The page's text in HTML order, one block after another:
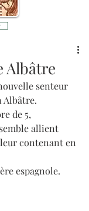
Albâtre
senteur
Albâtre.
de 5,
allient
contenant en
espagnole.